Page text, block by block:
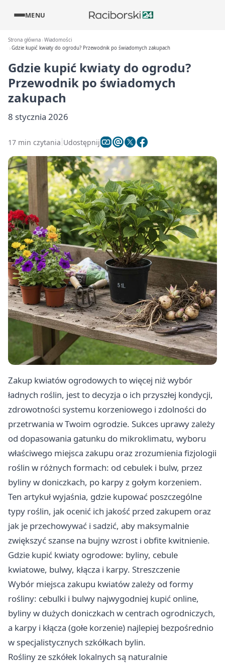
MENU
Strona główna Wiadomości
Gdzie kupić kwiaty do ogrodu? Przewodnik po świadomych zakupach
Gdzie kupić kwiaty do ogrodu?
Przewodnik po świadomych
zakupach
8 stycznia 2026
17 min czytania Udostępnij
Zakup kwiatów ogrodowych to więcej niż wybór
ładnych roślin, jest to decyzja o ich przyszłej kondycji,
zdrowotności systemu korzeniowego i zdolności do
przetrwania w Twoim ogrodzie. Sukces uprawy zależy
od dopasowania gatunku do mikroklimatu, wyboru
właściwego miejsca zakupu oraz zrozumienia fizjologii
roślin w różnych formach: od cebulek i bulw, przez
byliny w doniczkach, po karpy z gołym korzeniem.
Ten artykuł wyjaśnia, gdzie kupować poszczególne
typy roślin, jak ocenić ich jakość przed zakupem oraz
jak je przechowywać i sadzić, aby maksymalnie
zwiększyć szanse na bujny wzrost i obfite kwitnienie.
Gdzie kupić kwiaty ogrodowe: byliny, cebule
kwiatowe, bulwy, kłącza i karpy. Streszczenie
Wybór miejsca zakupu kwiatów zależy od formy
rośliny: cebulki i bulwy najwygodniej kupić online,
byliny w dużych doniczkach w centrach ogrodniczych,
a karpy i kłącza (gołe korzenie) najlepiej bezpośrednio
w specjalistycznych szkółkach bylin.
Rośliny ze szkółek lokalnych są naturalnie